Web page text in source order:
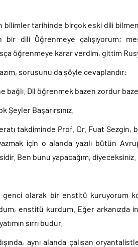
bilimler tarihinde birçok eski dili
bir dili Öğrenmeye çalışıyorum;
öğrenmeye karar verdim, gittim
sorusunu da şöyle cevaplandır:
bağlı. Dil öğrenmek bazen zordur
Şeyler Başarırsınız.
takdiminde Prof. Dr. Fuat Sezgin,
için o alanda yazılı bütün
Ben bunu yapacağım, diyeceksiniz. O
olarak bir enstitü kuruyorum
enstitü kurdum. Eğer arkanızda
sırrı budur.
aynı alanda çalışan